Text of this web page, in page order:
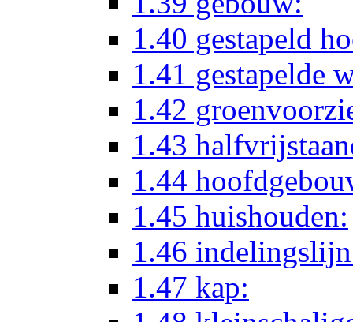
1.40 gestapeld
1.41 gestapelde
1.42
1.43
1.44
1.45 huishouden:
1.46
1.47 kap: